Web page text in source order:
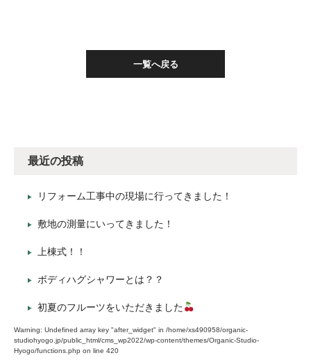
一覧へ戻る
最近の投稿
リフォーム工事中の現場に行ってきました！
敷地の測量にいってきました！
上棟式！！
ボディハグシャワーとは？？
初夏のフルーツをいただきました
Warning: Undefined array key "after_widget" in /home/xs490958/organic-
studiohyogo.jp/public_html/cms_wp2022/wp-content/themes/Organic-Studio-
Hyogo/functions.php on line 420